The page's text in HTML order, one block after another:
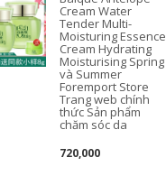
Cream Water
Tender Multi-
Moisturing Essence
Cream Hydrating
Moisturising Spring
và Summer
Foremport Store
Trang web chính
thức Sản phẩm
chăm sóc da
720,000